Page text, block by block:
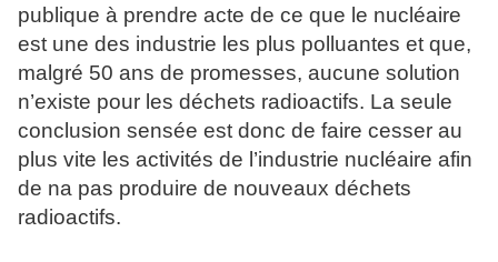
publique à prendre acte de ce que le nucléaire
est une des industrie les plus polluantes et que,
malgré 50 ans de promesses, aucune solution
n’existe pour les déchets radioactifs. La seule
conclusion sensée est donc de faire cesser au
plus vite les activités de l’industrie nucléaire afin
de na pas produire de nouveaux déchets
radioactifs.